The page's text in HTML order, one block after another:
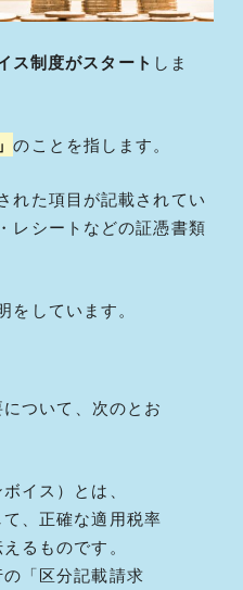
ス制度がスタート しま
のことを指します。
れた項目が記載されてい
レシートなどの証憑書類
をしています。
ついて、次のとお
イス）とは、
、正確な適用税率
るものです。
「区分記載請求